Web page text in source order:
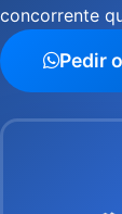
concorrente
Pedir